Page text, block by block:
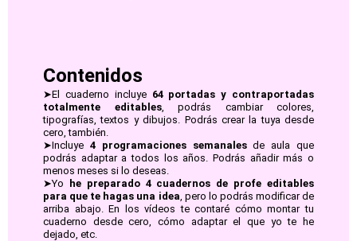
Contenidos
➤El cuaderno incluye 64 portadas y contraportadas
totalmente editables, podrás cambiar colores,
tipografías, textos y dibujos. Podrás crear la tuya desde
cero, también.
➤Incluye 4 programaciones semanalesde aula que
podrás adaptar a todos los años. Podrás añadir más o
menos meses si lo deseas.
➤Yo he preparado 4 cuadernos de profe editables
para que te hagas una idea , pero lo podrás modificar de
arriba abajo. En los vídeos te contaré cómo montar tu
cuaderno desde cero, cómo adaptar el que yo te he
dejado, etc.